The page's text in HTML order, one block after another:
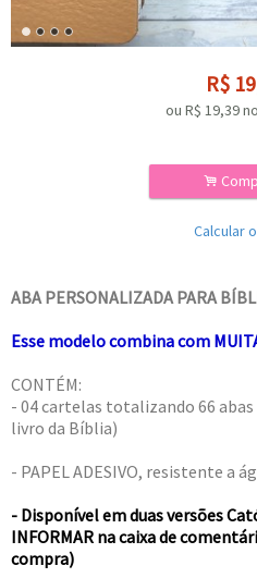
R$
ou R$ 19,39
.
Calcular
ABA PERSONALIZADA PARA
Esse modelo combina com
CONTÉM:
- 04 cartelas totalizando 66
livro da Bíblia)
- PAPEL ADESIVO, resistente a
- Disponível em duas versões
INFORMAR na caixa de
compra)